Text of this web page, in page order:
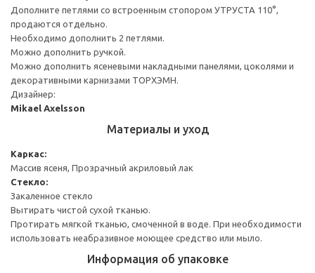
Дополните петлями со встроенным стопором УТРУСТА 110°,
продаются отдельно.
Необходимо дополнить 2 петлями.
Можно дополнить ручкой.
Можно дополнить ясеневыми накладными панелями, цоколями и
декоративными карнизами ТОРХЭМН.
Дизайнер:
Mikael Axelsson
Материалы и уход
Каркас:
Массив ясеня, Прозрачный акриловый лак
Стекло:
Закаленное стекло
Вытирать чистой сухой тканью.
Протирать мягкой тканью, смоченной в воде. При необходимости
использовать неабразивное моющее средство или мыло.
Информация об упаковке